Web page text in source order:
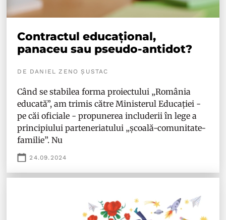
Contractul educațional,
panaceu sau pseudo-antidot?
DE DANIEL ZENO ȘUSTAC
Când se stabilea forma proiectului „România
educată”, am trimis către Ministerul Educației -
pe căi oficiale - propunerea includerii în lege a
principiului parteneriatului „școală-comunitate-
familie”. Nu
24.09.2024